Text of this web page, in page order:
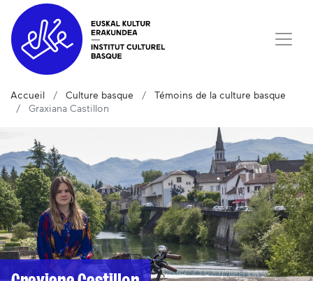
Accueil Culture basque
Témoins de la culture basque
Graxiana Castillon